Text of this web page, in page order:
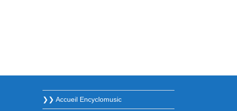
❯❯ Accueil Encyclomusic